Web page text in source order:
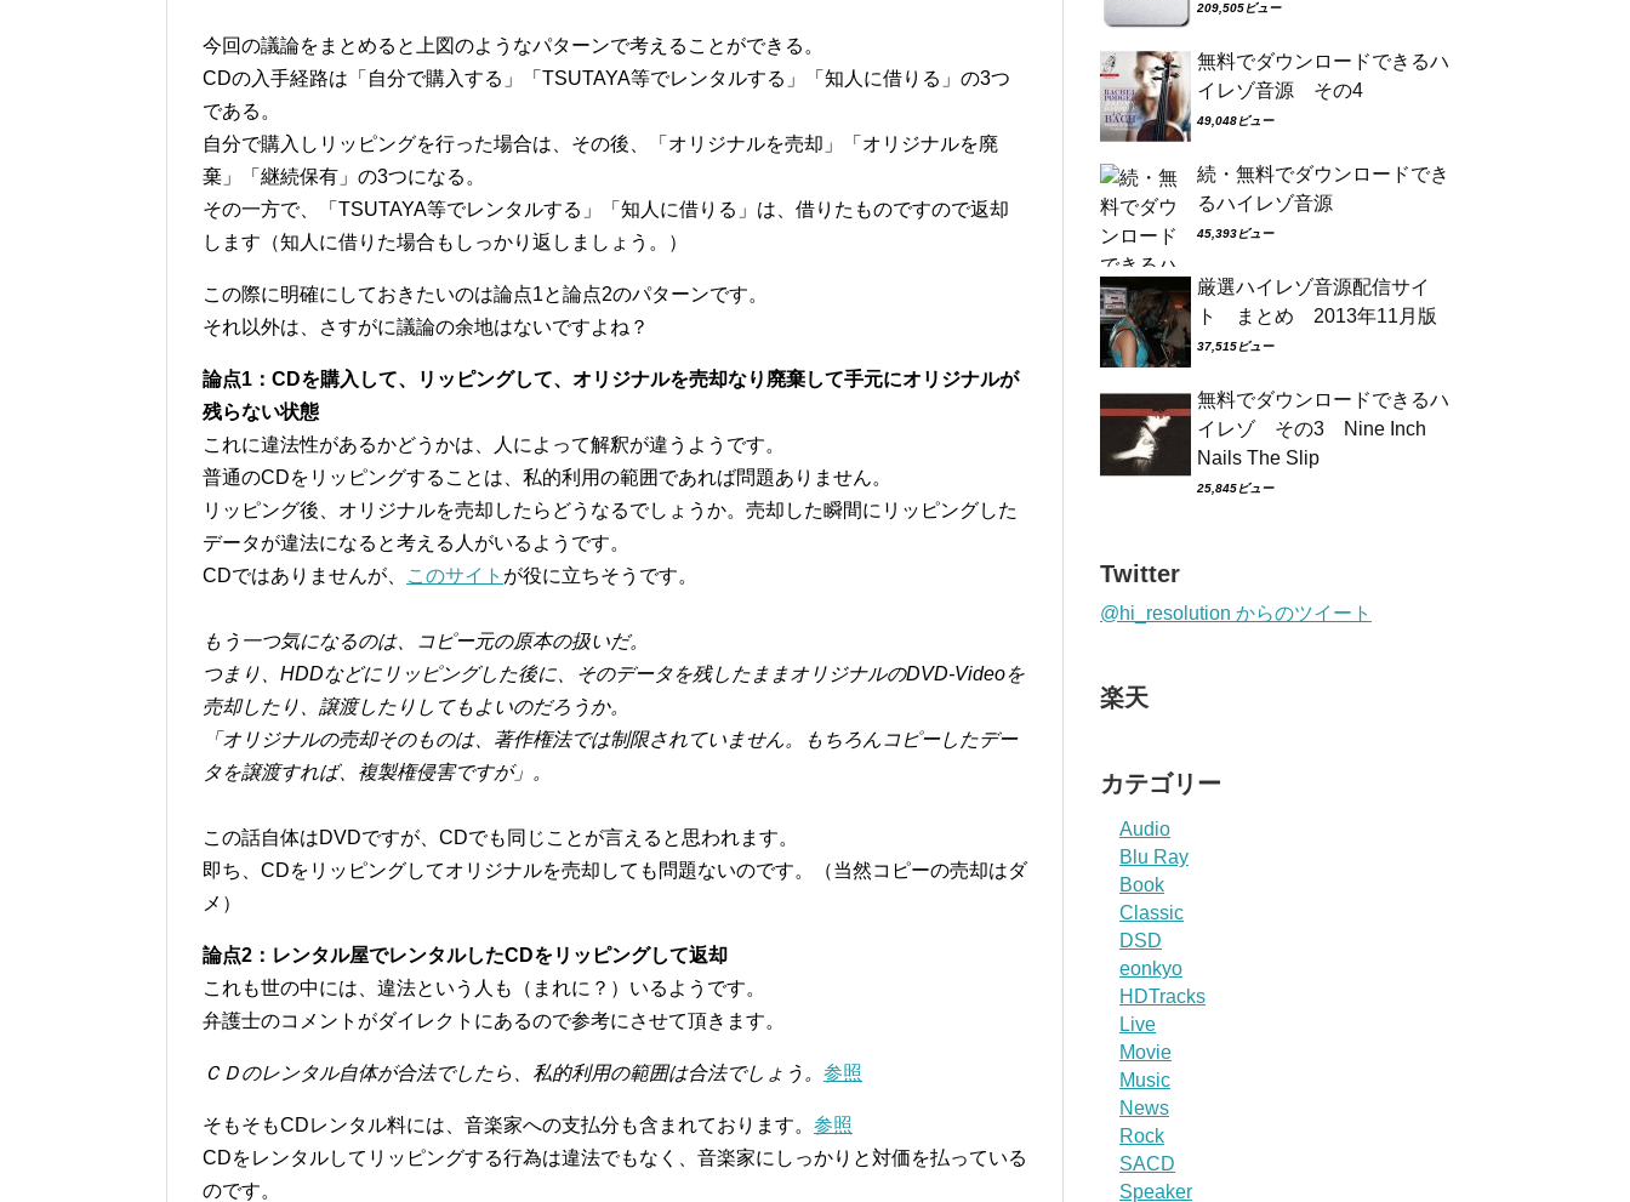
今回の議論をまとめると上図のようなパターンで考えることができる。
CDの入手経路は「自分で購入する」「TSUTAYA等でレンタルする」「知人に借りる」の3つ
である。
自分で購入しリッピングを行った場合は、その後、「オリジナルを売却」「オリジナルを廃
棄」「継続保有」の3つになる。
その一方で、「TSUTAYA等でレンタルする」「知人に借りる」は、借りたものですので返却
します（知人に借りた場合もしっかり返しましょう。）
この際に明確にしておきたいのは論点1と論点2のパターンです。
それ以外は、さすがに議論の余地はないですよね？
論点1：CDを購入して、リッピングして、オリジナルを売却なり廃棄して手元にオリジナルが
残らない状態
これに違法性があるかどうかは、人によって解釈が違うようです。
普通のCDをリッピングすることは、私的利用の範囲であれば問題ありません。
リッピング後、オリジナルを売却したらどうなるでしょうか。売却した瞬間にリッピングした
データが違法になると考える人がいるようです。
CDではありませんが、
このサイト が役に立ちそうです。
もう一つ気になるのは、コピー元の原本の扱いだ。
つまり、HDDなどにリッピングした後に、そのデータを残したままオリジナルのDVD-Videoを
売却したり、譲渡したりしてもよいのだろうか。
「オリジナルの売却そのものは、著作権法では制限されていません。もちろんコピーしたデー
タを譲渡すれば、複製権侵害ですが」。
この話自体はDVDですが、CDでも同じことが言えると思われます。
即ち、CDをリッピングしてオリジナルを売却しても問題ないのです。（当然コピーの売却はダ
メ）
論点2：レンタル屋でレンタルしたCDをリッピングして返却
これも世の中には、違法という人も（まれに？）いるようです。
弁護士のコメントがダイレクトにあるので参考にさせて頂きます。
ＣＤのレンタル自体が合法でしたら、私的利用の範囲は合法でしょう。 参照
そもそもCDレンタル料には、音楽家への支払分も含まれております。 参照
CDをレンタルしてリッピングする行為は違法でもなく、音楽家にしっかりと対価を払っている
のです。
209,505ビュー
無料でダウンロードできるハ
イレゾ音源 その4
49,048ビュー
続・無料でダウンロードでき
るハイレゾ音源
45,393ビュー
厳選ハイレゾ音源配信サイ
ト まとめ 2013年11月版
37,515ビュー
無料でダウンロードできるハ
イレゾ その3 Nine Inch
Nails The Slip
25,845ビュー
Twitter
@hi_resolution からのツイート
楽天
カテゴリー
Audio
Blu Ray
Book
Classic
DSD
eonkyo
HDTracks
Live
Movie
Music
News
Rock
SACD
Speaker